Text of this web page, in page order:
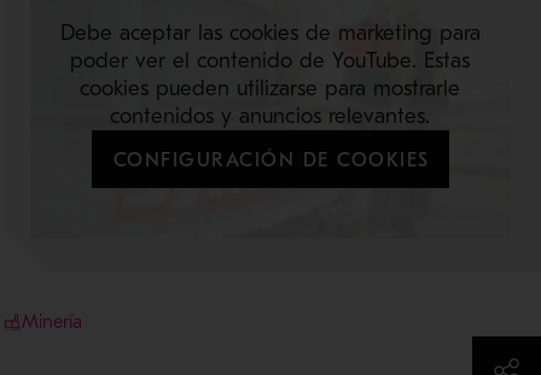
Debe aceptar las cookies de marketing para
poder ver el contenido de YouTube. Estas
cookies pueden utilizarse para mostrarle
contenidos y anuncios relevantes.
CONFIGURACIÓN DE COOKIES
Minería